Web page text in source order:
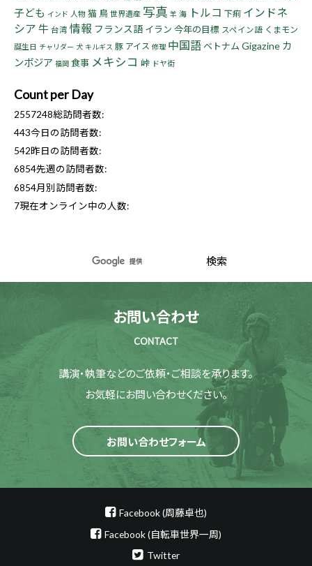
子ども インド 人物 猫 鳥 世界遺産 写真 羊 海 トルコ 下痢 インドネ
シア 牛 台湾 情報 フランス語 イラン 今年の目標 スペイン語 くまモン
誕生日 チャリダー 犬 キルギス 豚 アイス 修理 中国語 ベトナム Gigazine カ
ンボジア 福岡 食事 メキシコ 峠 ドヤ街
Count per Day
2557248総訪問者数:
443今日の訪問者数:
542昨日の訪問者数:
6854先週の訪問者数:
6854月別訪問者数:
7現在オンライン中の人数:
お問い合わせ
CONTACT
講演・執筆などのご依頼・ご相談を承ります。
お気軽にお問い合わせください。
お問い合わせフォーム
Facebook (周藤卓也)
Facebook (自転車世界一周)
Twitter